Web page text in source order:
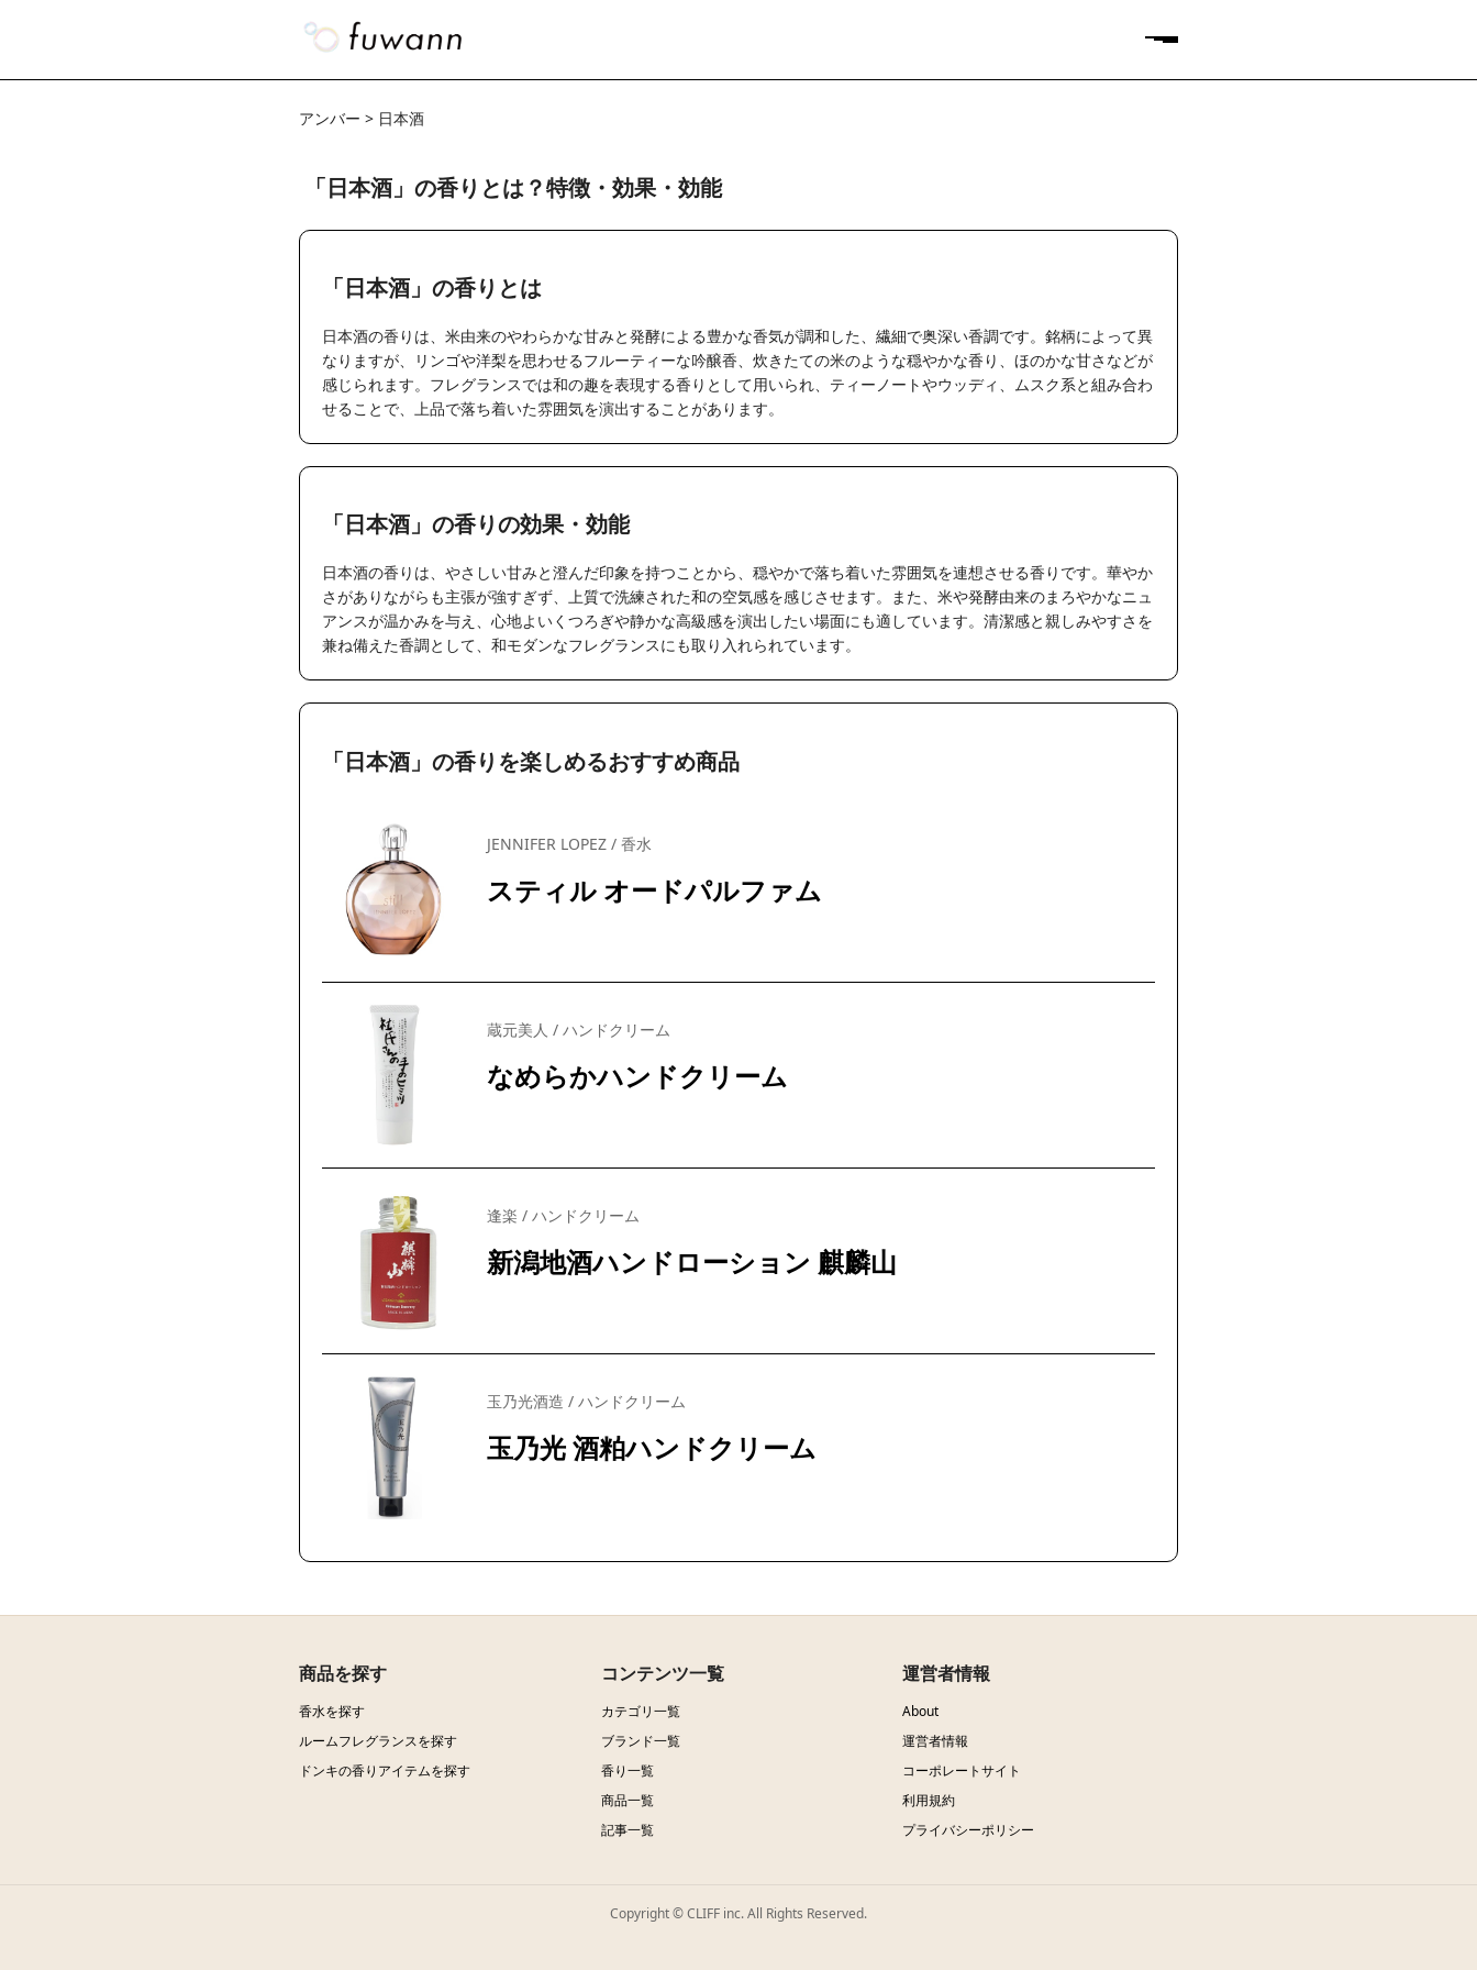
アンバー > 日本酒
「日本酒」の香りとは？特徴・効果・効能
「日本酒」の香りとは
日本酒の香りは、米由来のやわらかな甘みと発酵による豊かな香気が調和した、繊細で奥深い香調です。銘柄によって異
なりますが、リンゴや洋梨を思わせるフルーティーな吟醸香、炊きたての米のような穏やかな香り、ほのかな甘さなどが
感じられます。フレグランスでは和の趣を表現する香りとして用いられ、ティーノートやウッディ、ムスク系と組み合わ
せることで、上品で落ち着いた雰囲気を演出することがあります。
「日本酒」の香りの効果・効能
日本酒の香りは、やさしい甘みと澄んだ印象を持つことから、穏やかで落ち着いた雰囲気を連想させる香りです。華やか
さがありながらも主張が強すぎず、上質で洗練された和の空気感を感じさせます。また、米や発酵由来のまろやかなニュ
アンスが温かみを与え、心地よいくつろぎや静かな高級感を演出したい場面にも適しています。清潔感と親しみやすさを
兼ね備えた香調として、和モダンなフレグランスにも取り入れられています。
「日本酒」の香りを楽しめるおすすめ商品
JENNIFER LOPEZ / 香水
スティル オードパルファム
蔵元美人 / ハンドクリーム
なめらかハンドクリーム
逢楽 / ハンドクリーム
新潟地酒ハンドローション 麒麟山
玉乃光酒造 / ハンドクリーム
玉乃光 酒粕ハンドクリーム
商品を探す
香水を探す
ルームフレグランスを探す
ドンキの香りアイテムを探す
コンテンツ一覧
カテゴリ一覧
ブランド一覧
香り一覧
商品一覧
記事一覧
運営者情報
About
運営者情報
コーポレートサイト
利用規約
プライバシーポリシー
Copyright © CLIFF inc. All Rights Reserved.